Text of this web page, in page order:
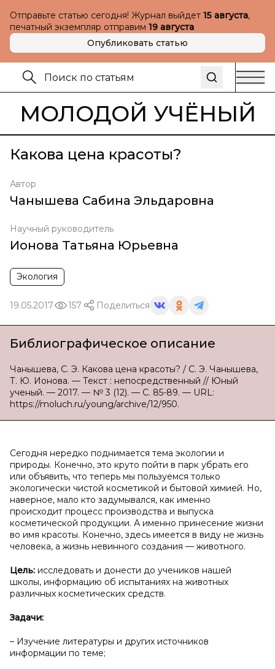
Отправьте статью сегодня! Журнал выйдет 15 августа,
печатный экземпляр отправим 19 августа
Опубликовать статью
МОЛОДОЙ УЧЁНЫЙ
Какова цена красоты?
Автор
Чанышева Сабина Эльдаровна
Научный руководитель
Ионова Татьяна Юрьевна
Экология
19.05.2017 157 Поделиться
Библиографическое описание
Чанышева, С. Э. Какова цена красоты? / С. Э. Чанышева,
Т. Ю. Ионова. — Текст : непосредственный // Юный
ученый. — 2017. — № 3 (12). — С. 85-89. — URL:
https://moluch.ru/young/archive/12/950.
Сегодня нередко поднимается тема экологии и
природы. Конечно, это круто пойти в парк убрать его
или объявить, что теперь мы пользуемся только
экологически чистой косметикой и бытовой химией. Но,
наверное, мало кто задумывался, как именно
происходит процесс производства и выпуска
косметической продукции. А именно принесение жизни
во имя красоты. Конечно, здесь имеется в виду не жизнь
человека, а жизнь невинного создания — животного.
Цель: исследовать и донести до учеников нашей
школы, информацию об испытаниях на животных
различных косметических средств.
Задачи:
– Изучение литературы и других источников
информации по теме;